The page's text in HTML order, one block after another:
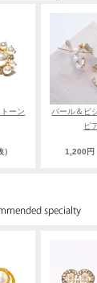
ーン
パール＆ビ
ピ
1,200円